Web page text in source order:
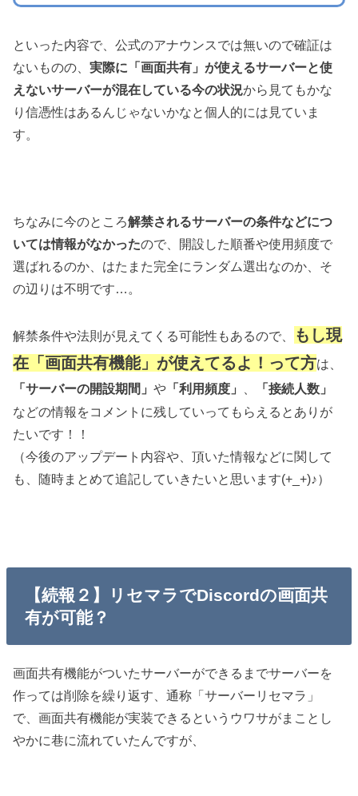
といった内容で、公式のアナウンスでは無いので確証は
ないものの、実際に「画面共有」が使えるサーバーと使
えないサーバーが混在している今の状況から見てもかな
り信憑性はあるんじゃないかなと個人的には見ていま
す。
ちなみに今のところ解禁されるサーバーの条件などにつ
いては情報がなかったので、開設した順番や使用頻度で
選ばれるのか、はたまた完全にランダム選出なのか、そ
の辺りは不明です…。
解禁条件や法則が見えてくる可能性もあるので、
もし現
在「画面共有機能」が使えてるよ！って方は、
「サーバーの開設期間」や 「利用頻度」 「接続人数」
などの情報をコメントに残していってもらえるとありが
たいです！！
（今後のアップデート内容や、頂いた情報などに関して
も、随時まとめて追記していきたいと思います(+_+)♪）
【続報２】リセマラでDiscordの画面共
有が可能？
画面共有機能がついたサーバーができるまでサーバーを
作っては削除を繰り返す、通称「サーバーリセマラ」
で、画面共有機能が実装できるというウワサがまことし
やかに巷に流れていたんですが、